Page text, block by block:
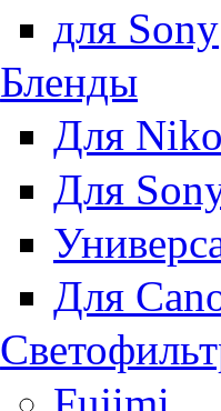
для Sony
Бленды
Для
Для
Для